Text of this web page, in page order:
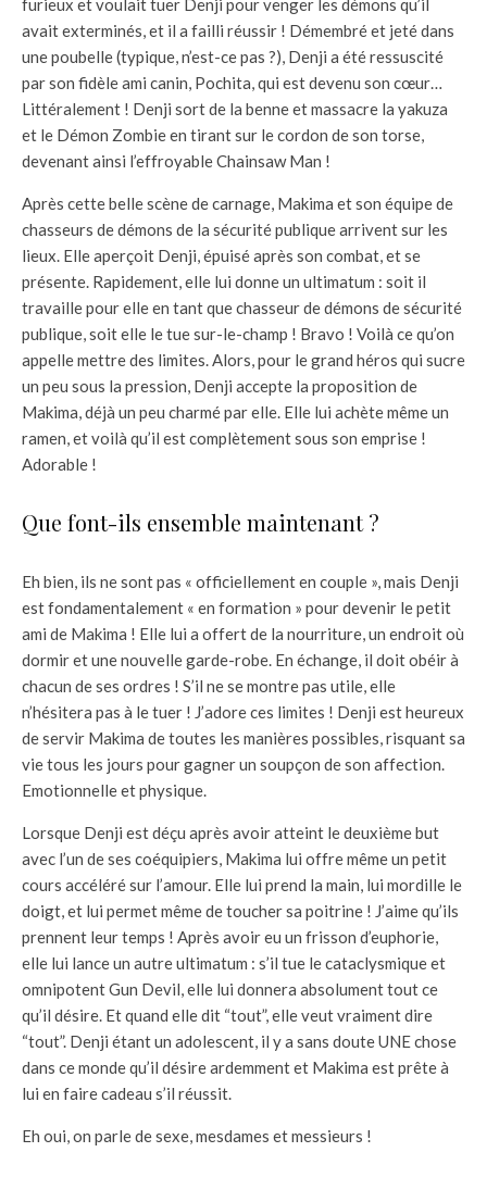
furieux et voulait tuer Denji pour venger les démons qu’il
avait exterminés, et il a failli réussir ! Démembré et jeté dans
une poubelle (typique, n’est-ce pas ?), Denji a été ressuscité
par son fidèle ami canin, Pochita, qui est devenu son cœur…
Littéralement ! Denji sort de la benne et massacre la yakuza
et le Démon Zombie en tirant sur le cordon de son torse,
devenant ainsi l’effroyable Chainsaw Man !
Après cette belle scène de carnage, Makima et son équipe de
chasseurs de démons de la sécurité publique arrivent sur les
lieux. Elle aperçoit Denji, épuisé après son combat, et se
présente. Rapidement, elle lui donne un ultimatum : soit il
travaille pour elle en tant que chasseur de démons de sécurité
publique, soit elle le tue sur-le-champ ! Bravo ! Voilà ce qu’on
appelle mettre des limites. Alors, pour le grand héros qui sucre
un peu sous la pression, Denji accepte la proposition de
Makima, déjà un peu charmé par elle. Elle lui achète même un
ramen, et voilà qu’il est complètement sous son emprise !
Adorable !
Que font-ils ensemble maintenant ?
Eh bien, ils ne sont pas « officiellement en couple », mais Denji
est fondamentalement « en formation » pour devenir le petit
ami de Makima ! Elle lui a offert de la nourriture, un endroit où
dormir et une nouvelle garde-robe. En échange, il doit obéir à
chacun de ses ordres ! S’il ne se montre pas utile, elle
n’hésitera pas à le tuer ! J’adore ces limites ! Denji est heureux
de servir Makima de toutes les manières possibles, risquant sa
vie tous les jours pour gagner un soupçon de son affection.
Emotionnelle et physique.
Lorsque Denji est déçu après avoir atteint le deuxième but
avec l’un de ses coéquipiers, Makima lui offre même un petit
cours accéléré sur l’amour. Elle lui prend la main, lui mordille le
doigt, et lui permet même de toucher sa poitrine ! J’aime qu’ils
prennent leur temps ! Après avoir eu un frisson d’euphorie,
elle lui lance un autre ultimatum : s’il tue le cataclysmique et
omnipotent Gun Devil, elle lui donnera absolument tout ce
qu’il désire. Et quand elle dit “tout”, elle veut vraiment dire
“tout”. Denji étant un adolescent, il y a sans doute UNE chose
dans ce monde qu’il désire ardemment et Makima est prête à
lui en faire cadeau s’il réussit.
Eh oui, on parle de sexe, mesdames et messieurs !